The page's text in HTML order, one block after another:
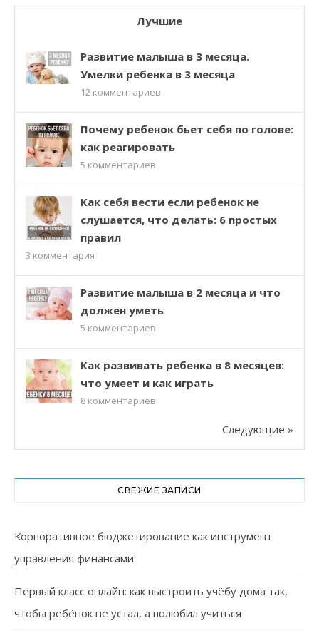
Лучшие
Развитие малыша в 3 месяца.
Умелки ребенка в 3 месяца
12 комментариев
Почему ребенок бьет себя по голове:
как реагировать
5 комментариев
Как себя вести если ребенок не
слушается, что делать: 6 простых
правил
3 комментария
Развитие малыша в 2 месяца и что
должен уметь
5 комментариев
Как развивать ребенка в 8 месяцев:
что умеет и как играть
8 комментариев
Следующие »
СВЕЖИЕ ЗАПИСИ
Корпоративное бюджетирование как инструмент
управления финансами
Первый класс онлайн: как выстроить учёбу дома так,
чтобы ребёнок не устал, а полюбил учиться